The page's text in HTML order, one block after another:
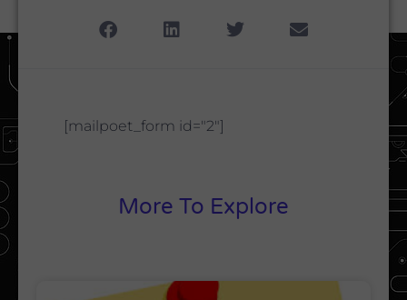
[mailpoet_form id="2"]
More To Explore